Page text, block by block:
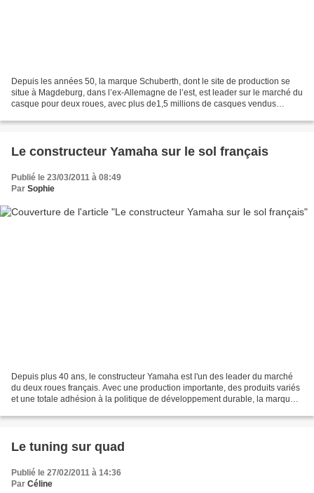
Depuis les années 50, la marque Schuberth, dont le site de production se
situe à Magdeburg, dans l’ex-Allemagne de l’est, est leader sur le marché du
casque pour deux roues, avec plus de1,5 millions de casques vendus
Le constructeur Yamaha sur le sol français
Publié le 23/03/2011 à 08:49
Par Sophie
Depuis plus 40 ans, le constructeur Yamaha est l'un des leader du marché
du deux roues français. Avec une production importante, des produits variés
et une totale adhésion à la politique de développement durable, la marque
Le tuning sur quad
Publié le 27/02/2011 à 14:36
Par Céline